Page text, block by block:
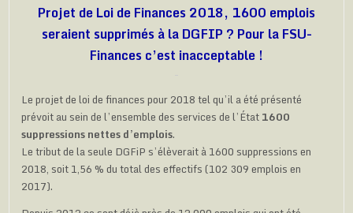
Projet de Loi de Finances 2018, 1600 emplois
seraient supprimés à la DGFIP ? Pour la FSU-
Finances c’est inacceptable !
Le projet de loi de finances pour 2018 tel qu’il a été présenté
prévoit au sein de l’ensemble des services de l’État1600
suppressions nettes d’emplois.
Le tribut de la seule DGFiP s’élèverait à 1600 suppressions en
2018, soit 1,56 % du total des effectifs (102 309 emplois en
2017).